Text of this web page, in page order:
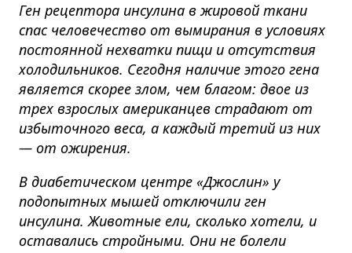
Ген рецептора инсулина в жировой ткани
спас человечество от вымирания в условиях
постоянной нехватки пищи и отсутствия
холодильников. Сегодня наличие этого гена
является скорее злом, чем благом: двое из
трех взрослых американцев страдают от
избыточного веса, а каждый третий из них
— от ожирения.
В диабетическом центре «Джослин» у
подопытных мышей отключили ген
инсулина. Животные ели, сколько хотели, и
оставались стройными. Они не болели